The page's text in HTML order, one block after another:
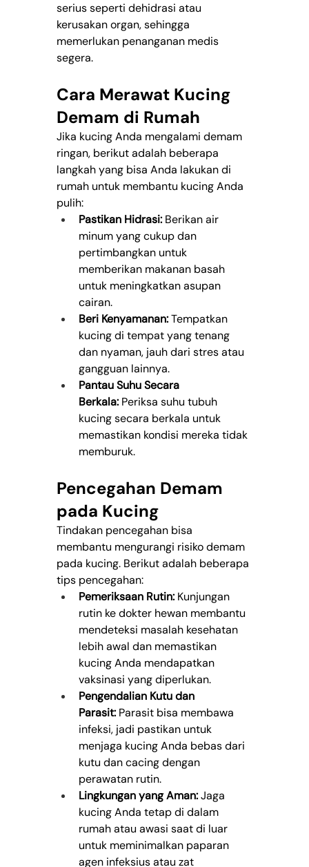
serius seperti dehidrasi atau
kerusakan organ, sehingga
memerlukan penanganan medis
segera.
Cara Merawat Kucing
Demam di Rumah
Jika kucing Anda mengalami demam
ringan, berikut adalah beberapa
langkah yang bisa Anda lakukan di
rumah untuk membantu kucing Anda
pulih:
Pastikan Hidrasi: Berikan air
minum yang cukup dan
pertimbangkan untuk
memberikan makanan basah
untuk meningkatkan asupan
cairan.
Beri Kenyamanan: Tempatkan
kucing di tempat yang tenang
dan nyaman, jauh dari stres atau
gangguan lainnya.
Pantau Suhu Secara
Berkala: Periksa suhu tubuh
kucing secara berkala untuk
memastikan kondisi mereka tidak
memburuk.
Pencegahan Demam
pada Kucing
Tindakan pencegahan bisa
membantu mengurangi risiko demam
pada kucing. Berikut adalah beberapa
tips pencegahan:
Pemeriksaan Rutin: Kunjungan
rutin ke dokter hewan membantu
mendeteksi masalah kesehatan
lebih awal dan memastikan
kucing Anda mendapatkan
vaksinasi yang diperlukan.
Pengendalian Kutu dan
Parasit: Parasit bisa membawa
infeksi, jadi pastikan untuk
menjaga kucing Anda bebas dari
kutu dan cacing dengan
perawatan rutin.
Lingkungan yang Aman: Jaga
kucing Anda tetap di dalam
rumah atau awasi saat di luar
untuk meminimalkan paparan
agen infeksius atau zat